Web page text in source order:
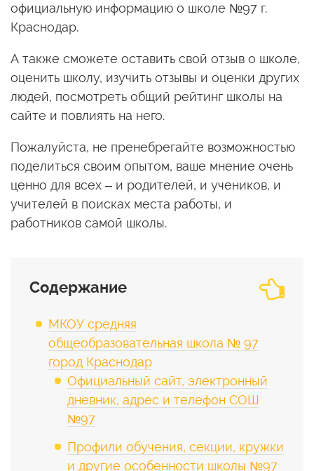
официальную информацию о школе №97 г.
Краснодар.
А также сможете оставить свой отзыв о школе,
оценить школу, изучить отзывы и оценки других
людей, посмотреть общий рейтинг школы на
сайте и повлиять на него.
Пожалуйста, не пренебрегайте возможностью
поделиться своим опытом, ваше мнение очень
ценно для всех – и родителей, и учеников, и
учителей в поисках места работы, и
работников самой школы.
Содержание
МКОУ средняя
общеобразовательная школа № 97
город Краснодар
Официальный сайт, электронный
дневник, адрес и телефон СОШ
№97
Профили обучения, секции, кружки
и другие особенности школы №97